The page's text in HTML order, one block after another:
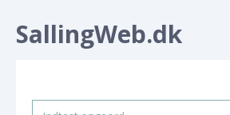
SallingWeb.dk